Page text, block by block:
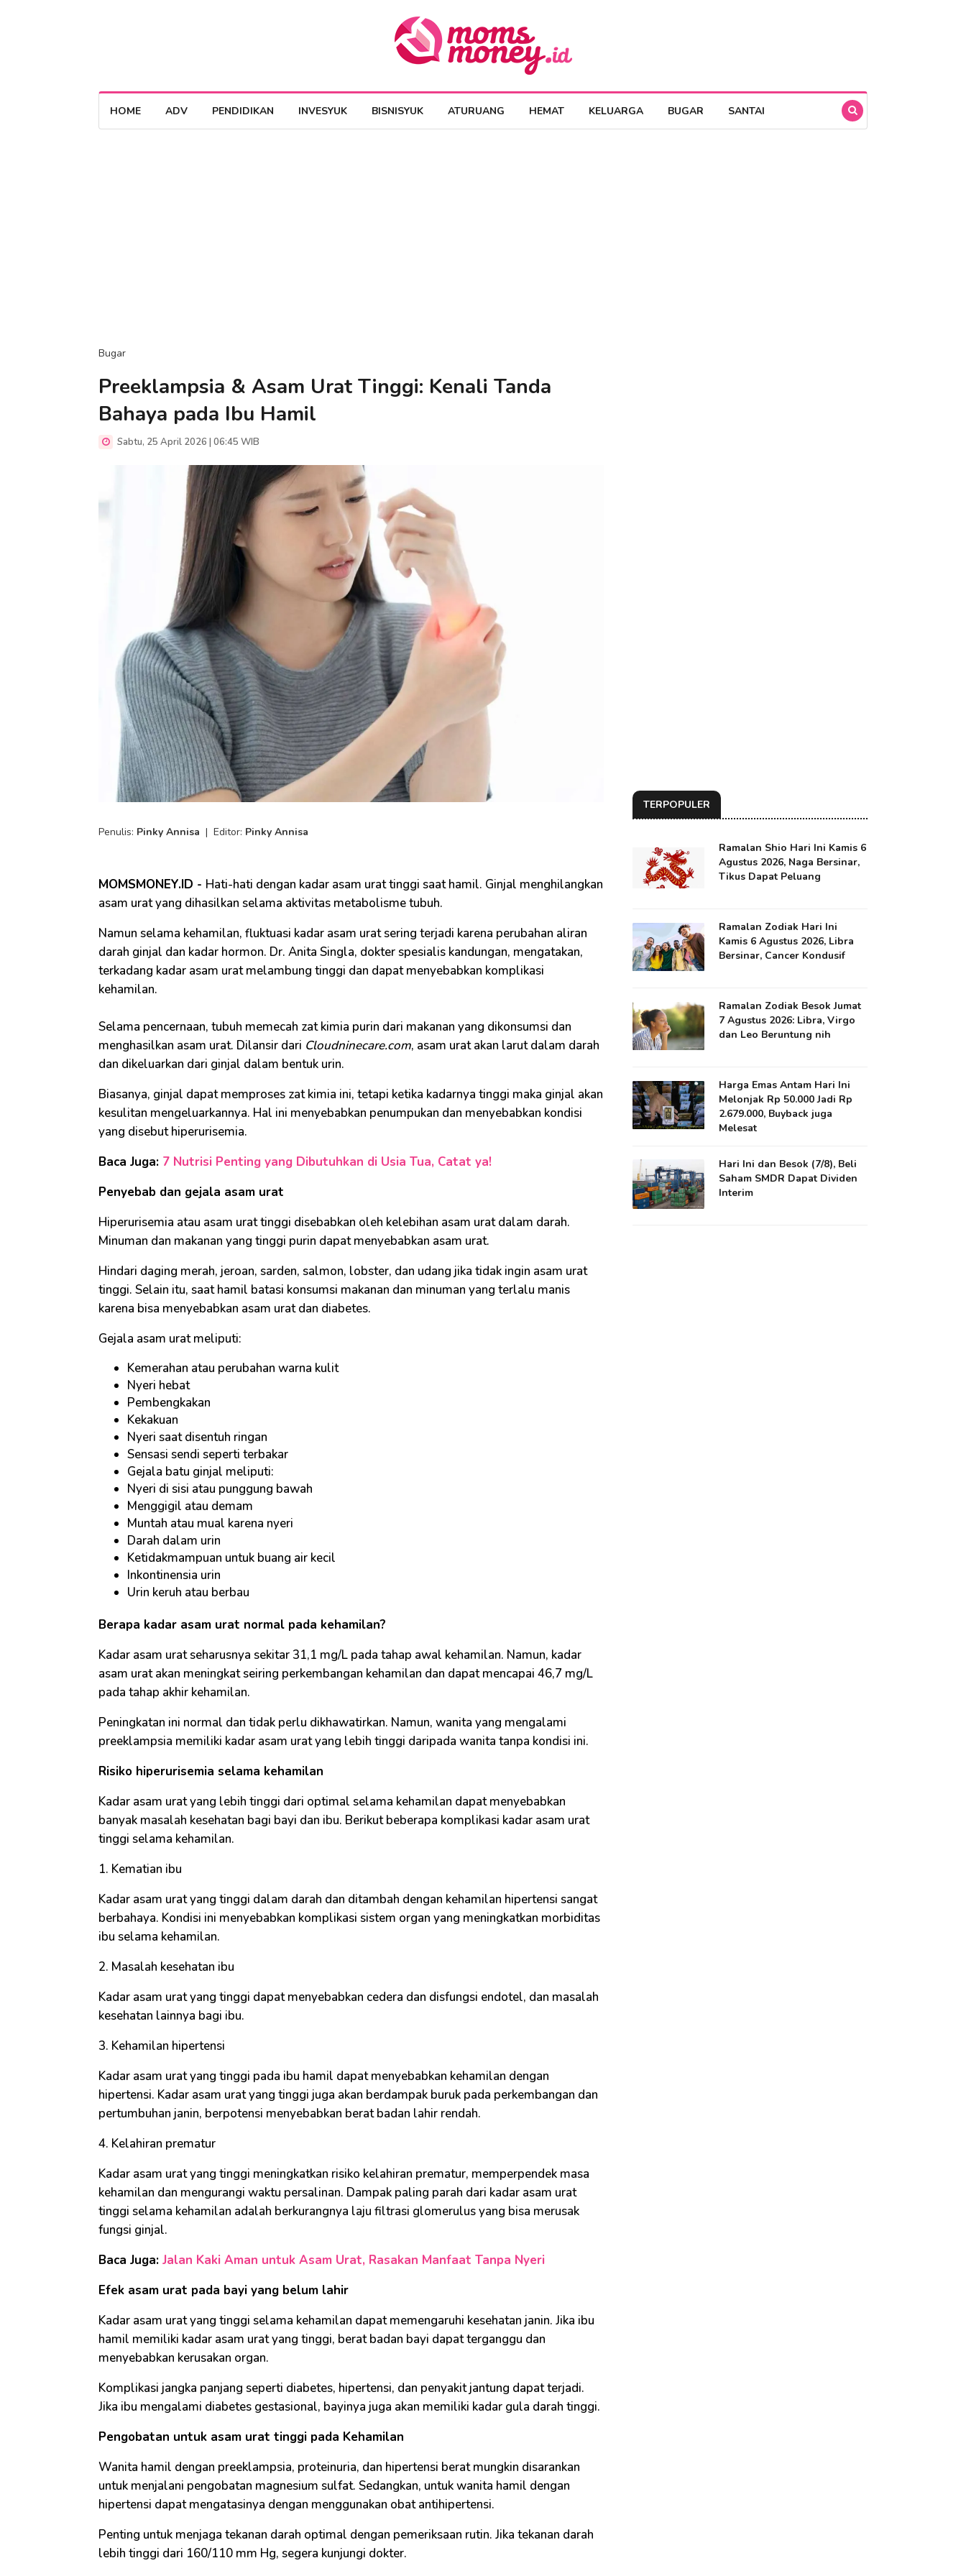
HOME ADV PENDIDIKAN INVESYUK BISNISYUK ATURUANG HEMAT KELUARGA BUGAR SANTAI
Bugar
Preeklampsia & Asam Urat Tinggi: Kenali Tanda
Bahaya pada Ibu Hamil
Sabtu, 25 April 2026 | 06:45 WIB
Penulis: Pinky Annisa | Editor: Pinky Annisa
MOMSMONEY.ID - Hati-hati dengan kadar asam urat tinggi saat hamil. Ginjal menghilangkan
asam urat yang dihasilkan selama aktivitas metabolisme tubuh.
Namun selama kehamilan, fluktuasi kadar asam urat sering terjadi karena perubahan aliran
darah ginjal dan kadar hormon. Dr. Anita Singla, dokter spesialis kandungan, mengatakan,
terkadang kadar asam urat melambung tinggi dan dapat menyebabkan komplikasi
kehamilan.
Selama pencernaan, tubuh memecah zat kimia purin dari makanan yang dikonsumsi dan
menghasilkan asam urat. Dilansir dari Cloudninecare.com, asam urat akan larut dalam darah
dan dikeluarkan dari ginjal dalam bentuk urin.
Biasanya, ginjal dapat memproses zat kimia ini, tetapi ketika kadarnya tinggi maka ginjal akan
kesulitan mengeluarkannya. Hal ini menyebabkan penumpukan dan menyebabkan kondisi
yang disebut hiperurisemia.
Baca Juga: 7 Nutrisi Penting yang Dibutuhkan di Usia Tua, Catat ya!
Penyebab dan gejala asam urat
Hiperurisemia atau asam urat tinggi disebabkan oleh kelebihan asam urat dalam darah.
Minuman dan makanan yang tinggi purin dapat menyebabkan asam urat.
Hindari daging merah, jeroan, sarden, salmon, lobster, dan udang jika tidak ingin asam urat
tinggi. Selain itu, saat hamil batasi konsumsi makanan dan minuman yang terlalu manis
karena bisa menyebabkan asam urat dan diabetes.
Gejala asam urat meliputi:
Kemerahan atau perubahan warna kulit
Nyeri hebat
Pembengkakan
Kekakuan
Nyeri saat disentuh ringan
Sensasi sendi seperti terbakar
Gejala batu ginjal meliputi:
Nyeri di sisi atau punggung bawah
Menggigil atau demam
Muntah atau mual karena nyeri
Darah dalam urin
Ketidakmampuan untuk buang air kecil
Inkontinensia urin
Urin keruh atau berbau
Berapa kadar asam urat normal pada kehamilan?
Kadar asam urat seharusnya sekitar 31,1 mg/L pada tahap awal kehamilan. Namun, kadar
asam urat akan meningkat seiring perkembangan kehamilan dan dapat mencapai 46,7 mg/L
pada tahap akhir kehamilan.
Peningkatan ini normal dan tidak perlu dikhawatirkan. Namun, wanita yang mengalami
preeklampsia memiliki kadar asam urat yang lebih tinggi daripada wanita tanpa kondisi ini.
Risiko hiperurisemia selama kehamilan
Kadar asam urat yang lebih tinggi dari optimal selama kehamilan dapat menyebabkan
banyak masalah kesehatan bagi bayi dan ibu. Berikut beberapa komplikasi kadar asam urat
tinggi selama kehamilan.
1. Kematian ibu
Kadar asam urat yang tinggi dalam darah dan ditambah dengan kehamilan hipertensi sangat
berbahaya. Kondisi ini menyebabkan komplikasi sistem organ yang meningkatkan morbiditas
ibu selama kehamilan.
2. Masalah kesehatan ibu
Kadar asam urat yang tinggi dapat menyebabkan cedera dan disfungsi endotel, dan masalah
kesehatan lainnya bagi ibu.
3. Kehamilan hipertensi
Kadar asam urat yang tinggi pada ibu hamil dapat menyebabkan kehamilan dengan
hipertensi. Kadar asam urat yang tinggi juga akan berdampak buruk pada perkembangan dan
pertumbuhan janin, berpotensi menyebabkan berat badan lahir rendah.
4. Kelahiran prematur
Kadar asam urat yang tinggi meningkatkan risiko kelahiran prematur, memperpendek masa
kehamilan dan mengurangi waktu persalinan. Dampak paling parah dari kadar asam urat
tinggi selama kehamilan adalah berkurangnya laju filtrasi glomerulus yang bisa merusak
fungsi ginjal.
Baca Juga: Jalan Kaki Aman untuk Asam Urat, Rasakan Manfaat Tanpa Nyeri
Efek asam urat pada bayi yang belum lahir
Kadar asam urat yang tinggi selama kehamilan dapat memengaruhi kesehatan janin. Jika ibu
hamil memiliki kadar asam urat yang tinggi, berat badan bayi dapat terganggu dan
menyebabkan kerusakan organ.
Komplikasi jangka panjang seperti diabetes, hipertensi, dan penyakit jantung dapat terjadi.
Jika ibu mengalami diabetes gestasional, bayinya juga akan memiliki kadar gula darah tinggi.
Pengobatan untuk asam urat tinggi pada Kehamilan
Wanita hamil dengan preeklampsia, proteinuria, dan hipertensi berat mungkin disarankan
untuk menjalani pengobatan magnesium sulfat. Sedangkan, untuk wanita hamil dengan
hipertensi dapat mengatasinya dengan menggunakan obat antihipertensi.
Penting untuk menjaga tekanan darah optimal dengan pemeriksaan rutin. Jika tekanan darah
lebih tinggi dari 160/110 mm Hg, segera kunjungi dokter.
TERPOPULER
Ramalan Shio Hari Ini Kamis 6
Agustus 2026, Naga Bersinar,
Tikus Dapat Peluang
Ramalan Zodiak Hari Ini
Kamis 6 Agustus 2026, Libra
Bersinar, Cancer Kondusif
Ramalan Zodiak Besok Jumat
7 Agustus 2026: Libra, Virgo
dan Leo Beruntung nih
Harga Emas Antam Hari Ini
Melonjak Rp 50.000 Jadi Rp
2.679.000, Buyback juga
Melesat
Hari Ini dan Besok (7/8), Beli
Saham SMDR Dapat Dividen
Interim